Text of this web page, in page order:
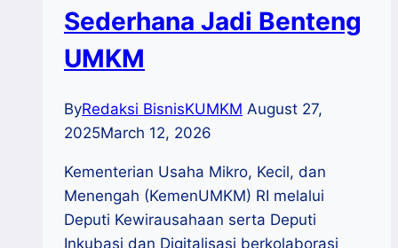
Sederhana Jadi Benteng
UMKM
ByRedaksi BisnisKUMKM August 27,
2025March 12, 2026
Kementerian Usaha Mikro, Kecil, dan
Menengah (KemenUMKM) RI melalui
Deputi Kewirausahaan serta Deputi
Inkubasi dan Digitalisasi berkolaborasi